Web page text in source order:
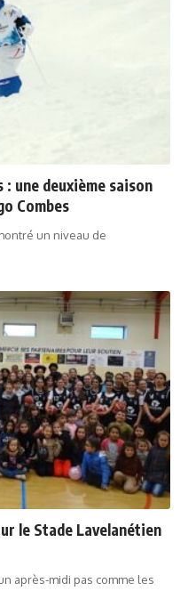
: une deuxième saison
Combes
un niveau de
le Stade Lavelanétien
après-midi pas comme les